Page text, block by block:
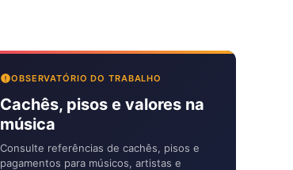
OBSERVATÓRIO DO TRABALHO
Cachês, pisos e valores na
música
Consulte referências de cachês, pisos e
pagamentos para músicos, artistas e